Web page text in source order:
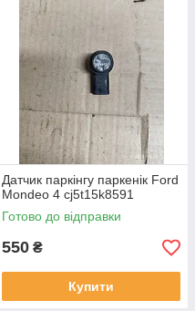
Датчик паркінгу паркенік Ford
Mondeo 4 cj5t15k8591
Готово до відправки
550 ₴
Купити